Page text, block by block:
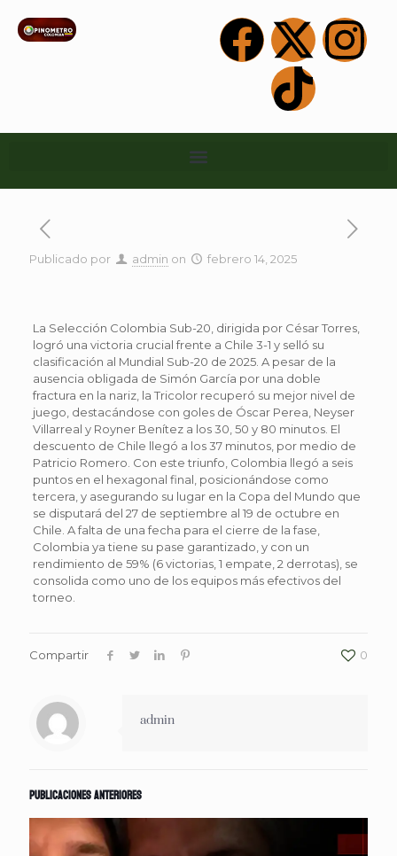
Publicado por admin on febrero 14, 2025
La Selección Colombia Sub-20, dirigida por César Torres,
logró una victoria crucial frente a Chile 3-1 y selló su
clasificación al Mundial Sub-20 de 2025. A pesar de la
ausencia obligada de Simón García por una doble
fractura en la nariz, la Tricolor recuperó su mejor nivel de
juego, destacándose con goles de Óscar Perea, Neyser
Villarreal y Royner Benítez a los 30, 50 y 80 minutos. El
descuento de Chile llegó a los 37 minutos, por medio de
Patricio Romero. Con este triunfo, Colombia llegó a seis
puntos en el hexagonal final, posicionándose como
tercera, y asegurando su lugar en la Copa del Mundo que
se disputará del 27 de septiembre al 19 de octubre en
Chile. A falta de una fecha para el cierre de la fase,
Colombia ya tiene su pase garantizado, y con un
rendimiento de 59% (6 victorias, 1 empate, 2 derrotas), se
consolida como uno de los equipos más efectivos del
torneo.
Compartir 0
admin
Publicaciones anteriores